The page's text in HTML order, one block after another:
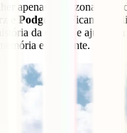
apenas duas zonas fora
Podgórze
. Ficam bem
da cidade e ajudam
e ambiente.